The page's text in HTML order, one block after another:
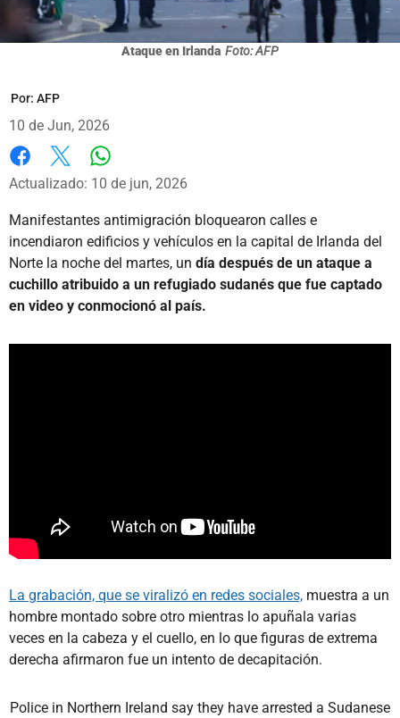
Ataque en Irlanda Foto: AFP
Por: AFP
10 de Jun, 2026
Facebook
X
Actualizado: 10 de jun, 2026
Manifestantes antimigración bloquearon calles e
incendiaron edificios y vehículos en la capital de Irlanda del
Norte la noche del martes, un día después de un ataque a
cuchillo atribuido a un refugiado sudanés que fue captado
en video y conmocionó al país.
La grabación, que se viralizó en redes sociales, muestra a un
hombre montado sobre otro mientras lo apuñala varias
veces en la cabeza y el cuello, en lo que figuras de extrema
derecha afirmaron fue un intento de decapitación.
Police in Northern Ireland say they have arrested a Sudanese